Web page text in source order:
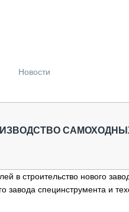
Новости
в строительство нового
завода специнструмента и